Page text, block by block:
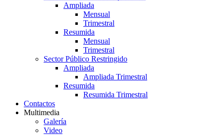
Ampliada
Mensual
Trimestral
Resumida
Mensual
Trimestral
Sector Público Restringido
Ampliada
Ampliada Trimestral
Resumida
Resumida Trimestral
Contactos
Multimedia
Galería
Video